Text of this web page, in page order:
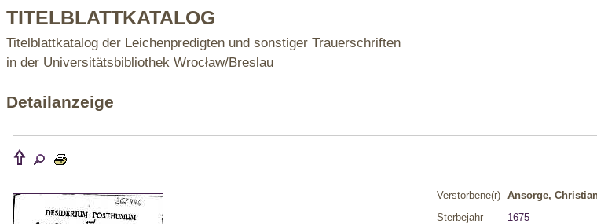
TITELBLATTKATALOG
Titelblattkatalog der Leichenpredigten und sonstiger Trauerschriften
in der Universitätsbibliothek Wrocław/Breslau
Detailanzeige
Verstorbene(r) Ansorge,
Sterbejahr
1675